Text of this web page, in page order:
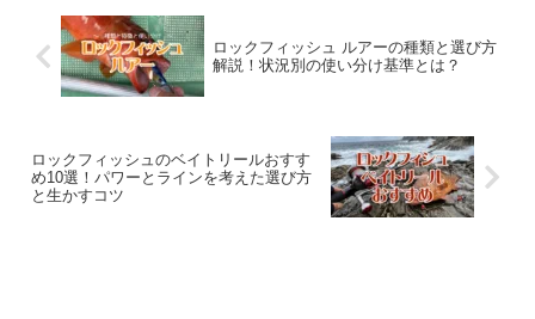
ロックフィッシュ ルアーの種類と選び方
解説！状況別の使い分け基準とは？
ロックフィッシュのベイトリールおすす
め10選！パワーとラインを考えた選び方
と生かすコツ